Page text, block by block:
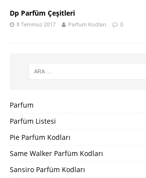
Dp Parfüm Çeşitleri
8 Temmuz 2017 Parfum Kodları 0
Parfum
Parfüm Listesi
Pie Parfüm Kodları
Same Walker Parfüm Kodları
Sansiro Parfüm Kodları